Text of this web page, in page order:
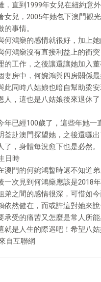
，直到1999年女兒在紐約意
女兒，2005年她包下澳門觀
事情。
何鴻燊的感情就很好，加上
何鴻燊沒有直接利益上的衝
的工作，之後讓還讓她加入
妻房中，何婉鴻與四房關係
此同時八姑娘也暗自幫助梁
人，這也是八姑娘後來退休
年已經100歲了，這些年她
荃赴澳門探望她，之後還曬
了，身體每況愈下也是必然。
日時
澳門的何婉鴻暫時還不知道
一次見到何鴻燊應該是2018
弟之間的感情很深，可惜如今
依然健在，而或許這對她來
承受的痛苦又怎麼是常人所
就是人生的際遇吧！希望八姑
自互聯網